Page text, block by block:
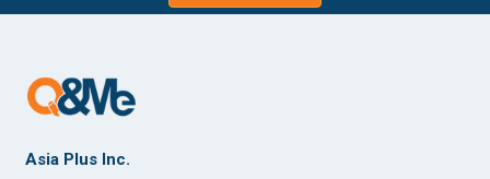
Asia Plus Inc.